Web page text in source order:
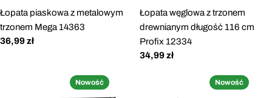
Łopata piaskowa z metalowym
trzonem Mega 14363
Cena
36,99 zł
Łopata węglowa z trzonem
drewnianym długość 116 cm
Profix 12334
Cena
34,99 zł
Nowość Nowość